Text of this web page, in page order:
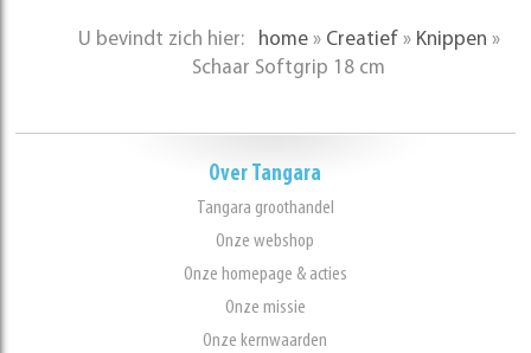
U bevindt zich hier: home » Creatief » Knippen »
Schaar Softgrip 18 cm
Over Tangara
Tangara groothandel
Onze webshop
Onze homepage & acties
Onze missie
Onze kernwaarden